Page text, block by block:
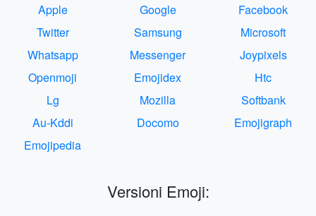
Apple Google
Facebook
Twitter
Samsung
Microsoft
Whatsapp
Messenger
Joypixels
Openmoji
Emojidex
Htc
Lg
Mozilla
Softbank
Au-Kddi
Docomo
Emojigraph
Emojipedia
Versioni Emoji: